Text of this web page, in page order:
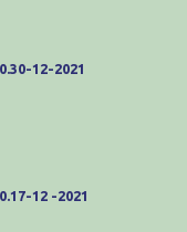
12-2021
12 -2021